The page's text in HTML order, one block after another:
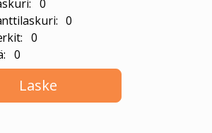
0
0
0
0
Laske